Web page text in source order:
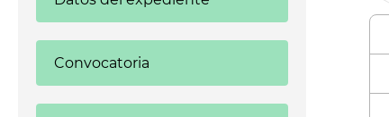
Convocatoria